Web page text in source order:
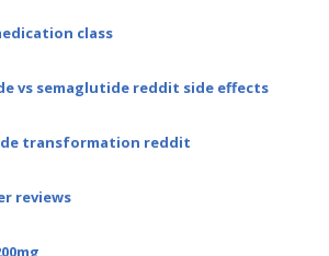
class
vs semaglutide reddit side effects
transformation reddit
reviews